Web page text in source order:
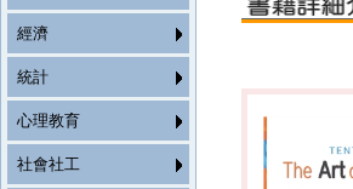
經濟
統計
心理教育
社會社工